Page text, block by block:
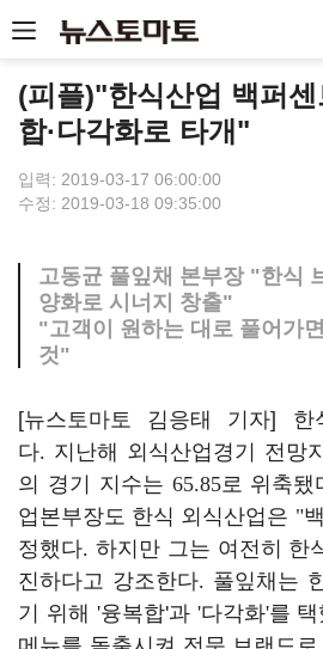
(피플)"한식산업 백퍼
합·다각화로 타개"
입력: 2019-03-17 06:00:00
수정: 2019-03-18 09:35:00
고동균 풀잎채 본부장 "한식
양화로 시너지 창출"
"고객이 원하는 대로 풀어가
것"
[뉴스토마토 김응태 기자] 한
다. 지난해 외식산업경기 전망
의 경기 지수는 65.85로 위축됐
업본부장도 한식 외식산업은 "
정했다. 하지만 그는 여전히 한
진하다고 강조한다. 풀잎채는
기 위해 '융복합'과 '다각화'를 택